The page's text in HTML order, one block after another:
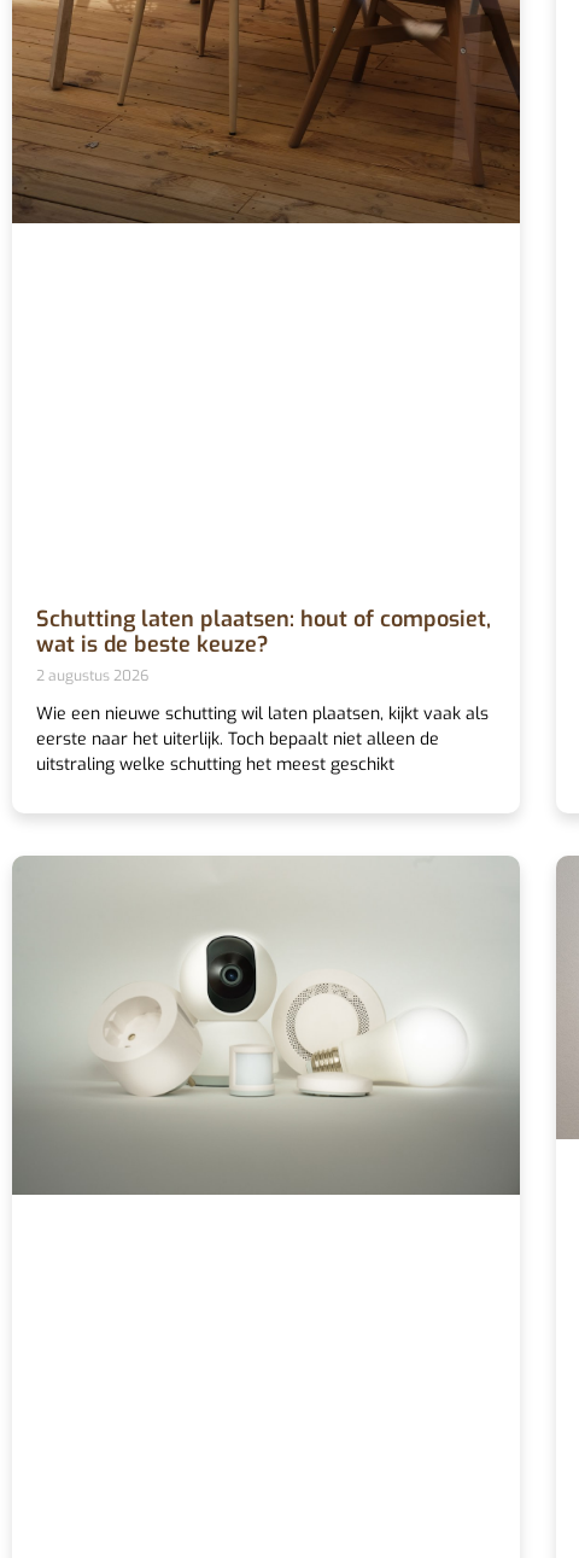
Schutting laten plaatsen: hout of composiet,
wat is de beste keuze?
2 augustus 2026
Wie een nieuwe schutting wil laten plaatsen, kijkt vaak als
eerste naar het uiterlijk. Toch bepaalt niet alleen de
uitstraling welke schutting het meest geschikt